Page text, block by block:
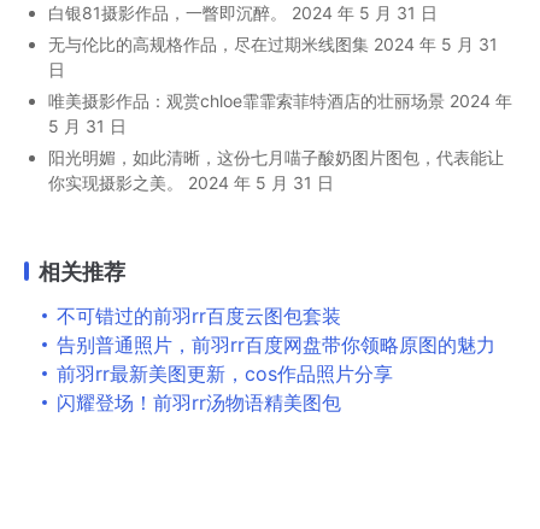
白银81摄影作品，一瞥即沉醉。
2024 年 5 月 31 日
无与伦比的高规格作品，尽在过期米线图集 2024 年 5 月 31
日
唯美摄影作品：观赏chloe霏霏索菲特酒店的壮丽场景 2024 年
5 月 31 日
阳光明媚，如此清晰，这份七月喵子酸奶图片图包，代表能让
你实现摄影之美。
2024 年 5 月 31 日
相关推荐
不可错过的前羽rr百度云图包套装
告别普通照片，前羽rr百度网盘带你领略原图的魅力
前羽rr最新美图更新，cos作品照片分享
闪耀登场！前羽rr汤物语精美图包